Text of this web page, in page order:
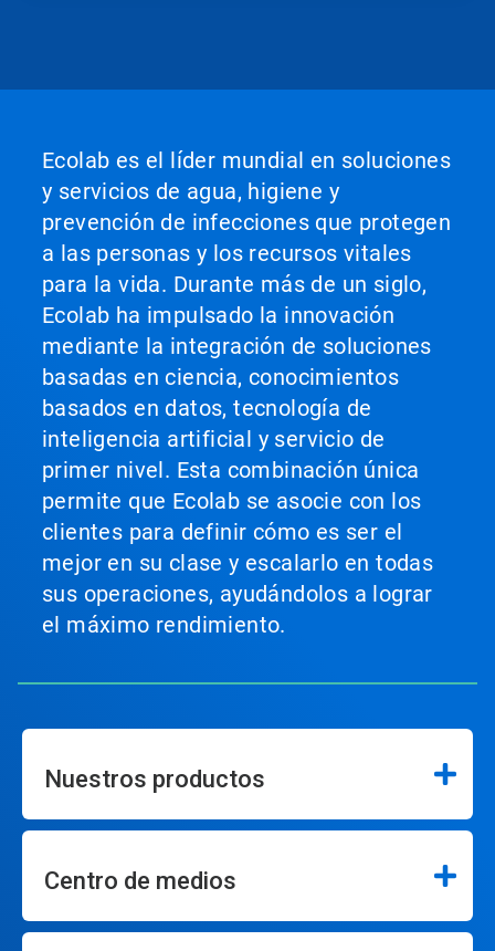
Ecolab es el líder mundial en soluciones
y servicios de agua, higiene y
prevención de infecciones que protegen
a las personas y los recursos vitales
para la vida. Durante más de un siglo,
Ecolab ha impulsado la innovación
mediante la integración de soluciones
basadas en ciencia, conocimientos
basados en datos, tecnología de
inteligencia artificial y servicio de
primer nivel. Esta combinación única
permite que Ecolab se asocie con los
clientes para definir cómo es ser el
mejor en su clase y escalarlo en todas
sus operaciones, ayudándolos a lograr
el máximo rendimiento.
Nuestros productos
Centro de medios